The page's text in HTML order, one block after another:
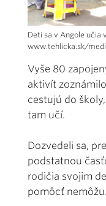
Deti sa v Angole učia
www.tehlicka.sk/
Vyše 80
aktivít
cestujú do
tam učí.
Dozvedeli sa,
podstatnou
rodičia svojim
pomôcť nemôžu.